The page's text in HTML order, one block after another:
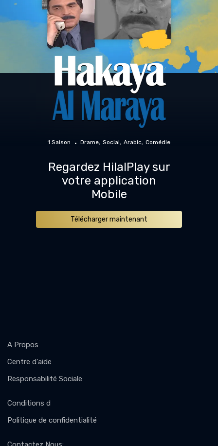
1 Saison Drame Social Arabic Comédie
Regardez HilalPlay sur
votre application
Mobile
Télécharger maintenant
A Propos
Centre d'aide
Responsabilité Sociale
Conditions d
Politique de confidentialité